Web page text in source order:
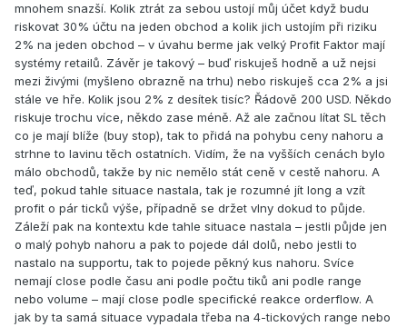
mnohem snazší. Kolik ztrát za sebou ustojí můj účet když budu
riskovat 30% účtu na jeden obchod a kolik jich ustojím při riziku
2% na jeden obchod – v úvahu berme jak velký Profit Faktor mají
systémy retailů. Závěr je takový – buď riskuješ hodně a už nejsi
mezi živými (myšleno obrazně na trhu) nebo riskuješ cca 2% a jsi
stále ve hře. Kolik jsou 2% z desítek tisíc? Řádově 200 USD. Někdo
riskuje trochu více, někdo zase méně. Až ale začnou lítat SL těch
co je mají blíže (buy stop), tak to přidá na pohybu ceny nahoru a
strhne to lavinu těch ostatních. Vidím, že na vyšších cenách bylo
málo obchodů, takže by nic nemělo stát ceně v cestě nahoru. A
teď, pokud tahle situace nastala, tak je rozumné jít long a vzít
profit o pár ticků výše, případně se držet vlny dokud to půjde.
Záleží pak na kontextu kde tahle situace nastala – jestli půjde jen
o malý pohyb nahoru a pak to pojede dál dolů, nebo jestli to
nastalo na supportu, tak to pojede pěkný kus nahoru. Svíce
nemají close podle času ani podle počtu tiků ani podle range
nebo volume – mají close podle specifické reakce orderflow. A
jak by ta samá situace vypadala třeba na 4-tickových range nebo